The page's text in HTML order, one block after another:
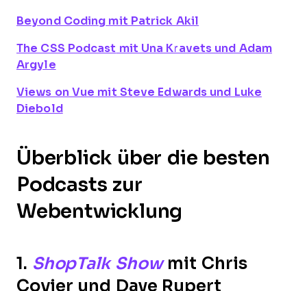
Beyond Coding mit Patrick Akil
The CSS Podcast mit Una Kravets und Adam
Argyle
Views on Vue mit Steve Edwards und Luke
Diebold
Überblick über die besten
Podcasts zur
Webentwicklung
1. ShopTalk Show mit Chris
Coyier und Dave Rupert